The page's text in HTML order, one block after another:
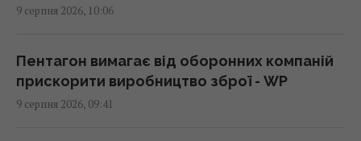
найвищих гір Татр – і не лише вижити, а й
зекономити 2000 гривень
09:03 неділя, 09 серпня 2026
9 серпня 2026, 10:06
Пентагон вимагає від оборонних компаній
прискорити виробництво зброї - WP
9 серпня 2026, 09:41